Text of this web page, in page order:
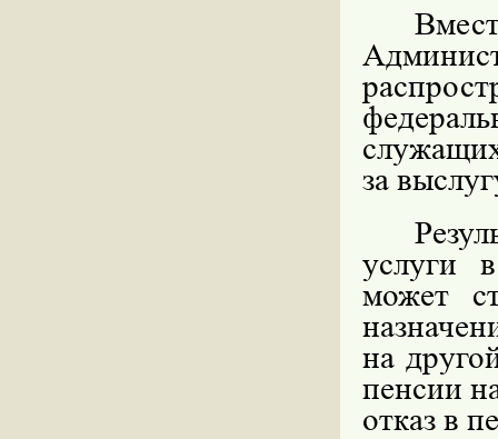
за
услуги
может
на
пенсии
отказ в